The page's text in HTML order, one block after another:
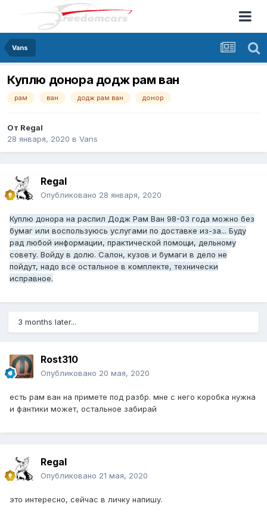
Vans
Куплю донора додж рам ван
рам ван додж рам ван донор
От Regal
28 января, 2020 в Vans
Regal
Опубликовано 28 января, 2020
Куплю донора на распил Додж Рам Ван 98-03 года можно без
бумаг или воспользуюсь услугами по доставке из-за... Буду
рад любой информации, практической помощи, дельному
совету. Войду в долю. Салон, кузов и бумаги в дело не
пойдут, надо всё остальное в комплекте, технически
исправное.
3 months later...
Rost310
Опубликовано 20 мая, 2020
есть рам ван на примете под разбр. мне с него коробка нужна
и фантики может, остальное забирай
Regal
Опубликовано 21 мая, 2020
это интересно, сейчас в личку напишу.